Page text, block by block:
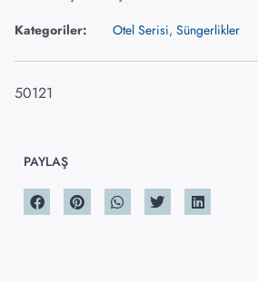
Kategoriler: Otel Serisi, Süngerlikler
50121
PAYLAŞ